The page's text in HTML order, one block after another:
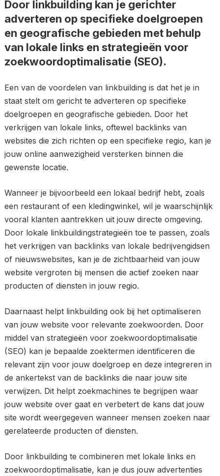
Door linkbuilding kan je gerichter
adverteren op specifieke doelgroepen
en geografische gebieden met behulp
van lokale links en strategieën voor
zoekwoordoptimalisatie (SEO).
Een van de voordelen van linkbuilding is dat het je in
staat stelt om gericht te adverteren op specifieke
doelgroepen en geografische gebieden. Door het
verkrijgen van lokale links, oftewel backlinks van
websites die zich richten op een specifieke regio, kan je
jouw online aanwezigheid versterken binnen die
gewenste locatie.
Wanneer je bijvoorbeeld een lokaal bedrijf hebt, zoals
een restaurant of een kledingwinkel, wil je waarschijnlijk
vooral klanten aantrekken uit jouw directe omgeving.
Door lokale linkbuildingstrategieën toe te passen, zoals
het verkrijgen van backlinks van lokale bedrijvengidsen
of nieuwswebsites, kan je de zichtbaarheid van jouw
website vergroten bij mensen die actief zoeken naar
producten of diensten in jouw regio.
Daarnaast helpt linkbuilding ook bij het optimaliseren
van jouw website voor relevante zoekwoorden. Door
middel van strategieën voor zoekwoordoptimalisatie
(SEO) kan je bepaalde zoektermen identificeren die
relevant zijn voor jouw doelgroep en deze integreren in
de ankertekst van de backlinks die naar jouw site
verwijzen. Dit helpt zoekmachines te begrijpen waar
jouw website over gaat en verbetert de kans dat jouw
site wordt weergegeven wanneer mensen zoeken naar
gerelateerde producten of diensten.
Door linkbuilding te combineren met lokale links en
zoekwoordoptimalisatie, kan je dus jouw advertenties